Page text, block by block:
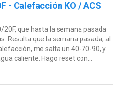
- Calefacción KO / ACS
que hasta la semana pasada
Resulta que la semana pasada, al
me salta un 40-70-90, y
caliente. Hago reset con...